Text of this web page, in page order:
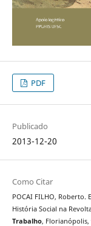
PDF
Publicado
2013-12-20
Como Citar
POCAI FILHO, Roberto.
História Social na
Trabalho, Florianópolis,